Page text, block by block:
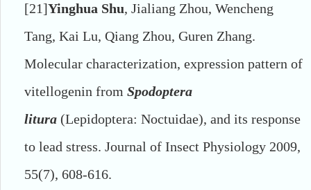
[21]Yinghua Shu, Jialiang Zhou, Wencheng
Tang, Kai Lu, Qiang Zhou, Guren Zhang.
Molecular characterization, expression pattern of
vitellogenin from Spodoptera
litura (Lepidoptera: Noctuidae), and its response
to lead stress. Journal of Insect Physiology 2009,
55(7), 608-616.